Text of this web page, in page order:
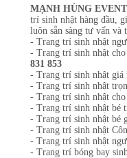
MẠNH HÙNG EVENT
trí sinh nhật hàng đầu,
luôn sẵn sàng tư vấn
- Trang trí sinh nhật
- Trang trí sinh nhật
831 853
- Trang trí sinh nhật giá
- Trang trí sinh nhật
- Trang trí sinh nhật
- Trang trí sinh nhật bé
- Trang trí sinh nhật bé
- Trang trí sinh nhật
- Trang trí sinh nhật
- Trang trí bóng bay